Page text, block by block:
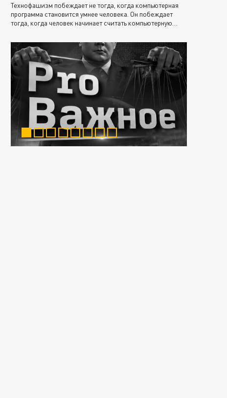
Технофашизм побеждает не тогда, когда компьютерная
программа становится умнее человека. Он побеждает
тогда, когда человек начинает считать компьютерную